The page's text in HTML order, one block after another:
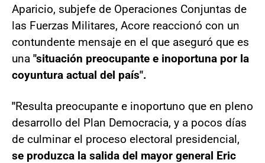
Aparicio, subjefe de Operaciones Conjuntas de
las Fuerzas Militares, Acore reaccionó con un
contundente mensaje en el que aseguró que es
una "situación preocupante e inoportuna por la
coyuntura actual del país".
"Resulta preocupante e inoportuno que en pleno
desarrollo del Plan Democracia, y a pocos días
de culminar el proceso electoral presidencial,
se produzca la salida del mayor general Eric